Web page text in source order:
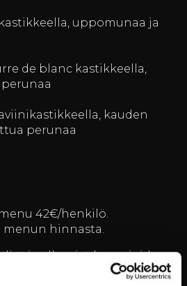
uppomunaa ja
de blanc kastikkeella,
kauden
perunaa
42€/henkilö.
menun hinnasta.
ja allergiat huomioidaan